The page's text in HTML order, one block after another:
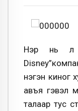
Нэр нь үл
нэгэн киног
авъя гэвэл
талаар тус